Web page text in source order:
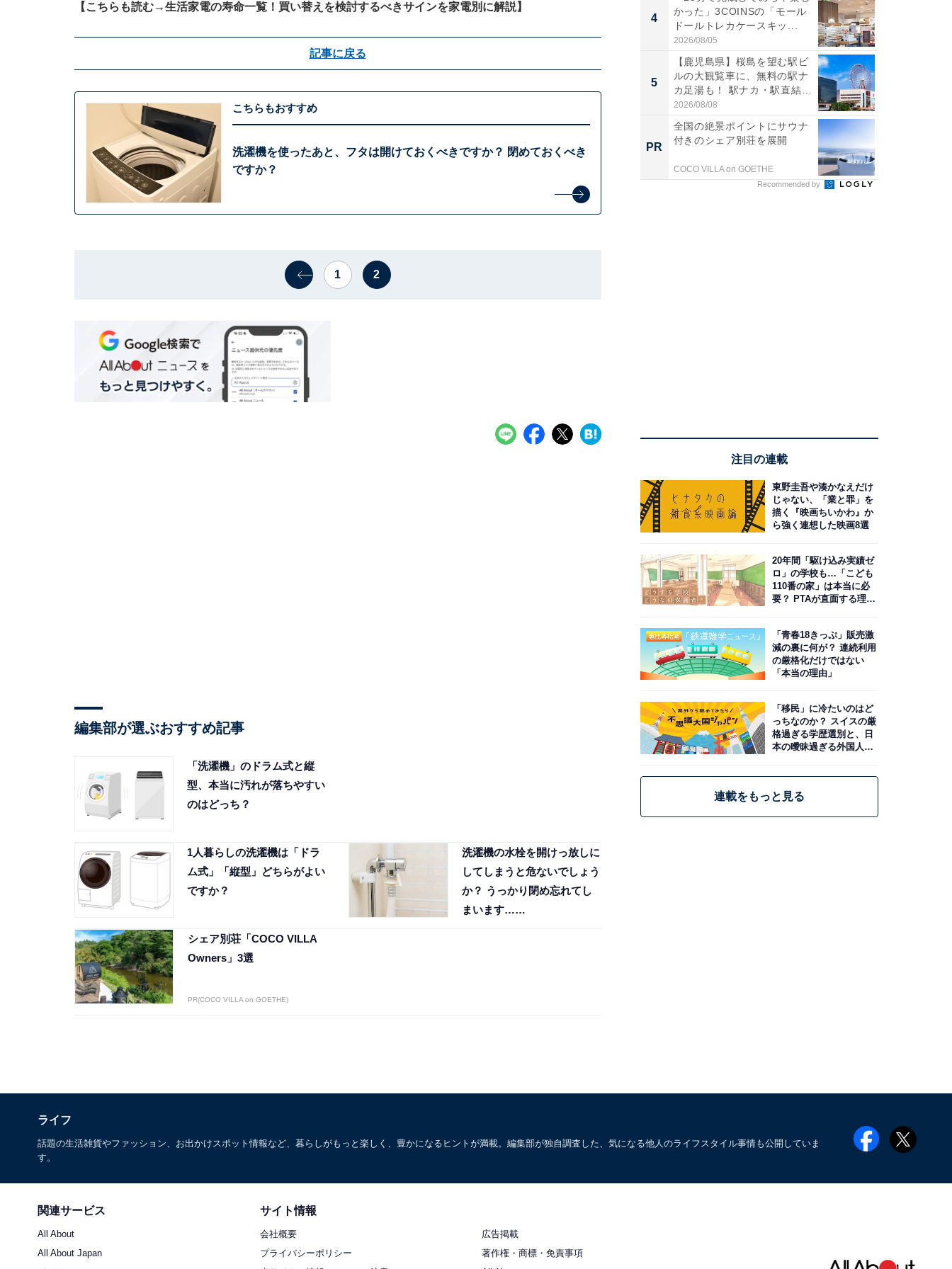
【こちらも読む→生活家電の寿命一覧！買い替えを検討するべきサインを家電別に解説】
記事に戻る
こちらもおすすめ
洗濯機を使ったあと、フタは開けておくべきですか？ 閉めておくべき
ですか？
1 2
編集部が選ぶおすすめ記事
「洗濯機」のドラム式と縦
型、本当に汚れが落ちやすい
のはどっち？
1人暮らしの洗濯機は「ドラ
ム式」「縦型」どちらがよい
ですか？
洗濯機の水栓を開けっ放しに
してしまうと危ないでしょう
か？ うっかり閉め忘れてし
まいます……
シェア別荘「COCO VILLA
Owners」3選
PR(COCO VILLA on GOETHE)
4
かった」3COINSの「モール
ドールトレカケースキッ...
2026/08/05
5
【鹿児島県】桜島を望む駅ビ
ルの大観覧車に、無料の駅ナ
カ足湯も！ 駅ナカ・駅直結
ス...
2026/08/08
PR
全国の絶景ポイントにサウナ
付きのシェア別荘を展開
COCO VILLA on GOETHE
Recommended by
注目の連載
東野圭吾や湊かなえだけ
じゃない、「業と罪」を
描く『映画ちいかわ』か
ら強く連想した映画8選
20年間「駆け込み実績ゼ
ロ」の学校も…「こども
110番の家」は本当に必
要？ PTAが直面する理想
「青春18きっぷ」販売激
減の裏に何が？ 連続利用
の厳格化だけではない
「本当の理由」
「移民」に冷たいのはど
っちなのか？ スイスの厳
格過ぎる学歴選別と、日
本の曖昧過ぎる外国人政
連載をもっと見る
ライフ
話題の生活雑貨やファッション、お出かけスポット情報など、暮らしがもっと楽しく、豊かになるヒントが満載。編集部が独自調査した、気になる他人のライフスタイル事情も公開していま
す。
関連サービス
All About
All About Japan
サイト情報
会社概要
広告掲載
プライバシーポリシー
著作権・商標・免責事項